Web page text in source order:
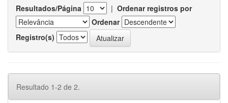
Resultados/Página | Ordenar registros por
Ordenar
Registro(s)
Resultado 1-2 de 2.